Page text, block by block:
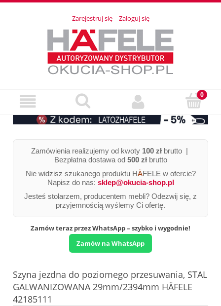
Zarejestruj się Zaloguj się
Zamówienia realizujemy od kwoty 100 zł brutto |
Bezpłatna dostawa od 500 złbrutto
Nie widzisz szukanego produktu HÄFELE w ofercie?
Napisz do nas: sklep@okucia-shop.pl
Jesteś stolarzem, producentem mebli? Odezwij się, z
przyjemnością wyślemy Ci ofertę.
Zamów teraz przez WhatsApp – szybko i wygodnie!
Zamów na WhatsApp
Szyna jezdna do poziomego przesuwania, STAL
GALWANIZOWANA 29mm/2394mm HÄFELE
42185111